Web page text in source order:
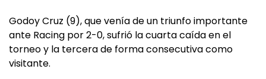
Godoy Cruz (9), que venía de un triunfo importante
ante Racing por 2-0, sufrió la cuarta caída en el
torneo y la tercera de forma consecutiva como
visitante.